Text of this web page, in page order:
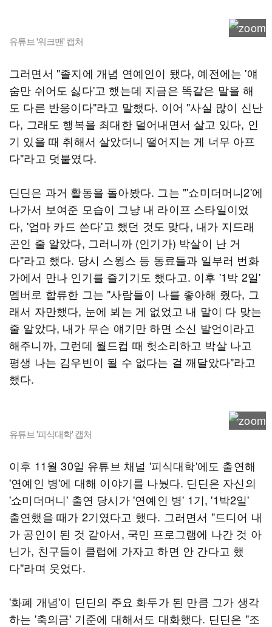
유튜브 '워크맨' 캡처
그러면서 "졸지에 개념 연예인이 됐다, 예전에는 '얘
숨만 쉬어도 싫다'고 했는데 지금은 똑같은 말을 해
도 다른 반응이다"라고 말했다. 이어 "사실 많이 신난
다, 그래도 행복을 최대한 덜어내면서 살고 있다, 인
기 있을 때 취해서 살았더니 떨어지는 게 너무 아프
다"라고 덧붙였다.
딘딘은 과거 활동을 돌아봤다. 그는 "'쇼미더머니2'에
나가서 보여준 모습이 그냥 내 라이프 스타일이었
다, '엄마 카드 쓴다'고 했던 것도 맞다, 내가 지드래
곤인 줄 알았다, 그러니까 (인기가) 박살이 난 거
다"라고 했다. 당시 스윙스 등 동료들과 일부러 번화
가에서 만나 인기를 즐기기도 했다고. 이후 '1박 2일'
멤버로 합류한 그는 "사람들이 나를 좋아해 줬다, 그
래서 자만했다, 눈에 뵈는 게 없었고 내 말이 다 맞는
줄 알았다, 내가 무슨 얘기만 하면 소신 발언이라고
해주니까, 그런데 월드컵 때 헛소리하고 박살 나고
평생 나는 김우빈이 될 수 없다는 걸 깨달았다"라고
했다.
유튜브 '피식대학' 캡처
이후 11월 30일 유튜브 채널 '피식대학'에도 출연해
'연예인 병'에 대해 이야기를 나눴다. 딘딘은 자신의
'쇼미더머니' 출연 당시가 '연예인 병' 1기, '1박2일'
출연했을 때가 2기였다고 했다. 그러면서 "드디어 내
가 공인이 된 것 같아서, 국민 프로그램에 나간 것 아
닌가, 친구들이 클럽에 가자고 하면 안 간다고 했
다"라며 웃었다.
'화폐 개념'이 딘딘의 주요 화두가 된 만큼 그가 생각
하는 '축의금' 기준에 대해서도 대화했다. 딘딘은 "조